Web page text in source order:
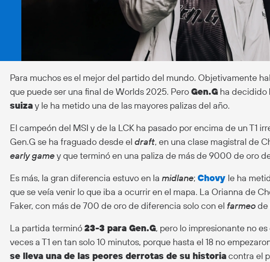
Para muchos es el mejor del partido del mundo. Objetivamente
que puede ser una final de Worlds 2025. PeroGen.G ha decidido
suizay le ha metido una de las mayores palizas del año.
El campeón del MSI y de la LCK ha pasado por encima de un T1
Gen.G se ha fraguado desde el draft, en una clase magistral de
early gamey que terminó en una paliza de más de 9000 de oro
Es más, la gran diferencia estuvo en la midlane; Chovy le ha
que se veía venir lo que iba a ocurrir en el mapa. La Orianna de
Faker, con más de 700 de oro de diferencia solo con el farmeode
La partida terminó23-3 para Gen.G, pero lo impresionante no
veces a T1 en tan solo 10 minutos, porque hasta el 18 no
se lleva una de las peores derrotas de su historiacontra el